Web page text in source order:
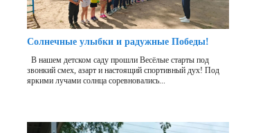
Солнечные улыбки и радужные Победы!
В нашем детском саду прошли Весёлые старты под
звонкий смех, азарт и настоящий спортивный дух! Под
яркими лучами солнца соревновались...